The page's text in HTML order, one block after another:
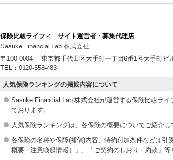
■保障内容
病気やケガで入院し、差額ベッド費用を負担
差額ベッド代の実費負担分を1日最高2万円
※1保険期間につき80万円を限度とします。
保険比較ライフィ サイト運営者・募集代理店
Sasuke Financial Lab 株式会社
〒100-0004
東京都千代田区大手町一丁目6番1号大手町ビ
TEL：0120-558-483
人気保険ランキングの掲載内容について
Sasuke Financial Lab 株式会社が運営する保険比較ラ
ております。
人気保険ランキングは、各保険の概要についてご紹介
各保険の名称や保障(補償)内容、特約付加条件などは
概要・注意喚起情報）」、「ご契約のしおり・約款」等